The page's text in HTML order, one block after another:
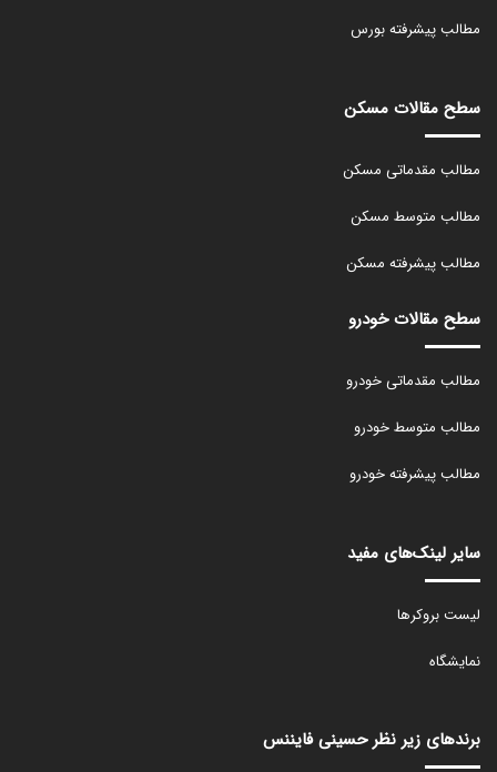
مطالب پیشرفته بورس
سطح مقالات مسکن
مطالب مقدماتی مسکن
مطالب متوسط مسکن
مطالب پیشرفته مسکن
سطح مقالات خودرو
مطالب مقدماتی خودرو
مطالب متوسط خودرو
مطالب پیشرفته خودرو
سایر لینک‌های مفید
لیست بروکرها
نمایشگاه
برندهای زیر نظر حسینی فایننس